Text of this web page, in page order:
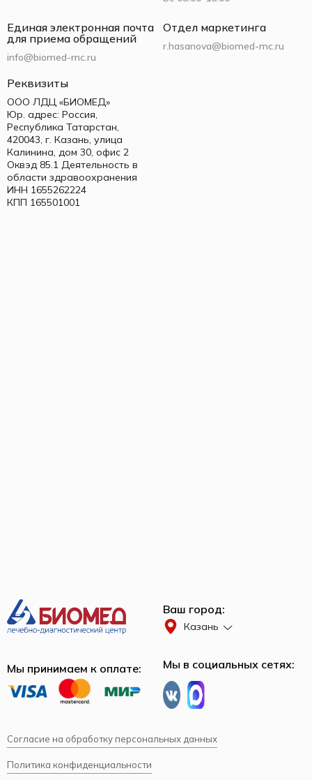
Единая электронная почта
для приема обращений
info@biomed-mc.ru
Отдел маркетинга
r.hasanova@biomed-mc.ru
Реквизиты
ООО ЛДЦ «БИОМЕД»
Юр. адрес: Россия,
Республика Татарстан,
420043, г. Казань, улица
Калинина, дом 30, офис 2
Оквэд 85.1 Деятельность в
области здравоохранения
ИНН 1655262224
КПП 165501001
Ваш город:
Казань
Мы принимаем к оплате: Мы в социальных сетях:
Согласие на обработку персональных данных
Политика конфиденциальности